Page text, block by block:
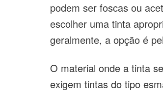
podem ser foscas ou
escolher uma tinta
geralmente, a opção é
O material onde a tinta
exigem tintas do tipo